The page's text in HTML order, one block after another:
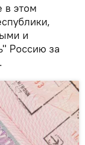
в этом
и
Россию за